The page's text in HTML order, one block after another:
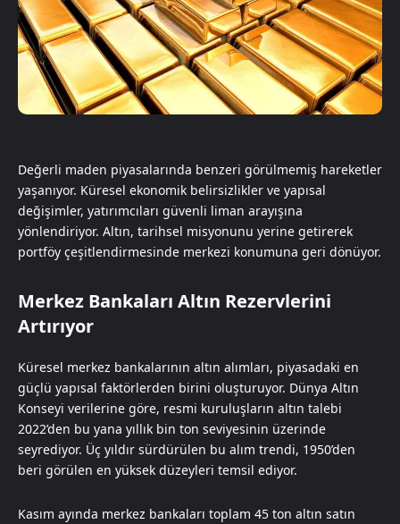
Değerli maden piyasalarında benzeri görülmemiş hareketler
yaşanıyor. Küresel ekonomik belirsizlikler ve yapısal
değişimler, yatırımcıları güvenli liman arayışına
yönlendiriyor. Altın, tarihsel misyonunu yerine getirerek
portföy çeşitlendirmesinde merkezi konumuna geri dönüyor.
Merkez Bankaları Altın Rezervlerini
Artırıyor
Küresel merkez bankalarının altın alımları, piyasadaki en
güçlü yapısal faktörlerden birini oluşturuyor. Dünya Altın
Konseyi verilerine göre, resmi kuruluşların altın talebi
2022’den bu yana yıllık bin ton seviyesinin üzerinde
seyrediyor. Üç yıldır sürdürülen bu alım trendi, 1950’den
beri görülen en yüksek düzeyleri temsil ediyor.
Kasım ayında merkez bankaları toplam 45 ton altın satın